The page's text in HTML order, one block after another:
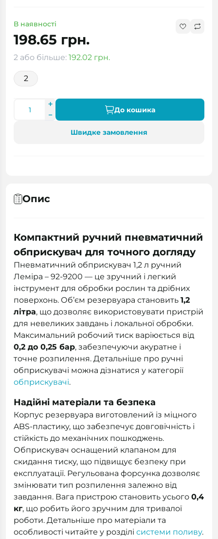
В наявності
198.65 грн.
2 або більше: 192.02 грн.
2
До кошика
Швидке замовлення
Опис
Компактний ручний пневматичний
обприскувач для точного догляду
Пневматичний обприскувач 1,2 л ручний
Леміра – 92-9200 — це зручний і легкий
інструмент для обробки рослин та дрібних
поверхонь. Об’єм резервуара становить 1,2
літра, що дозволяє використовувати пристрій
для невеликих завдань і локальної обробки.
Максимальний робочий тиск варіюється від
0,2 до 0,25 бар, забезпечуючи акуратне і
точне розпилення. Детальніше про ручні
обприскувачі можна дізнатися у категорії
обприскувачі.
Надійні матеріали та безпека
Корпус резервуара виготовлений із міцного
ABS-пластику, що забезпечує довговічність і
стійкість до механічних пошкоджень.
Обприскувач оснащений клапаном для
скидання тиску, що підвищує безпеку при
експлуатації. Регульована форсунка дозволяє
змінювати тип розпилення залежно від
завдання. Вага пристрою становить усього 0,4
кг, що робить його зручним для тривалої
роботи. Детальніше про матеріали та
особливості читайте у розділі системи поливу.